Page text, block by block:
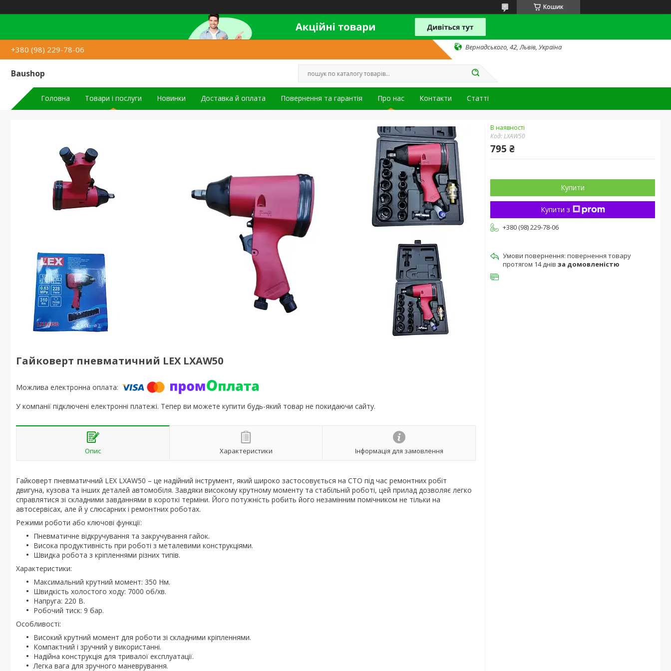
Кошик
+380 (98) 229-78-06 Вернадського, 42, Львів, Україна
Baushop
Головна Товари і послуги Новинки Доставка й оплата Повернення та гарантія Про нас Контакти Статті
Гайковерт пневматичний LEX LXAW50
У компанії підключені електронні платежі. Тепер ви можете купити будь-який товар не покидаючи сайту.
Опис Характеристики Інформація для замовлення
Гайковерт пневматичний LEX LXAW50 – це надійний інструмент, який широко застосовується на СТО під час ремонтних робіт
двигуна, кузова та інших деталей автомобіля. Завдяки високому крутному моменту та стабільній роботі, цей прилад дозволяє легко
справлятися зі складними завданнями в короткі терміни. Його потужність робить його незамінним помічником не тільки на
автосервісах, але й у слюсарних і ремонтних роботах.
Режими роботи або ключові функції:
Пневматичне відкручування та закручування гайок.
Висока продуктивність при роботі з металевими конструкціями.
Швидка робота з кріпленнями різних типів.
Характеристики:
Максимальний крутний момент: 350 Нм.
Швидкість холостого ходу: 7000 об/хв.
Напруга: 220 В.
Робочий тиск: 9 бар.
Особливості:
Високий крутний момент для роботи зі складними кріпленнями.
Компактний і зручний у використанні.
Надійна конструкція для тривалої експлуатації.
Легка вага для зручного маневрування.
В наявності
Код:LXAW50
795 ₴
Купити
Купити з
+380 (98) 229-78-06
повернення товару
протягом 14 днів за домовленістю